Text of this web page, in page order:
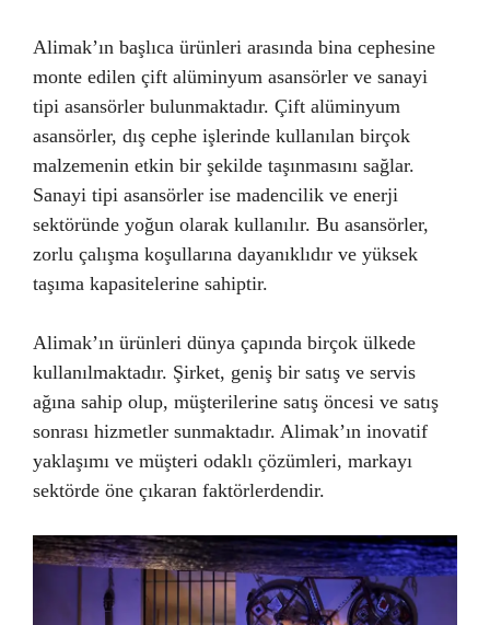
Alimak’ın başlıca ürünleri arasında bina cephesine
monte edilen çift alüminyum asansörler ve sanayi
tipi asansörler bulunmaktadır. Çift alüminyum
asansörler, dış cephe işlerinde kullanılan birçok
malzemenin etkin bir şekilde taşınmasını sağlar.
Sanayi tipi asansörler ise madencilik ve enerji
sektöründe yoğun olarak kullanılır. Bu asansörler,
zorlu çalışma koşullarına dayanıklıdır ve yüksek
taşıma kapasitelerine sahiptir.
Alimak’ın ürünleri dünya çapında birçok ülkede
kullanılmaktadır. Şirket, geniş bir satış ve servis
ağına sahip olup, müşterilerine satış öncesi ve satış
sonrası hizmetler sunmaktadır. Alimak’ın inovatif
yaklaşımı ve müşteri odaklı çözümleri, markayı
sektörde öne çıkaran faktörlerdendir.